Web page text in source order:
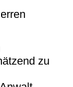
zu